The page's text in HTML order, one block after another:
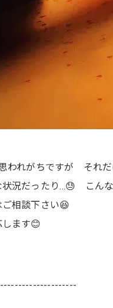
われがちですが それ
況だったり…😓 こん
相談下さい😆
ます😊